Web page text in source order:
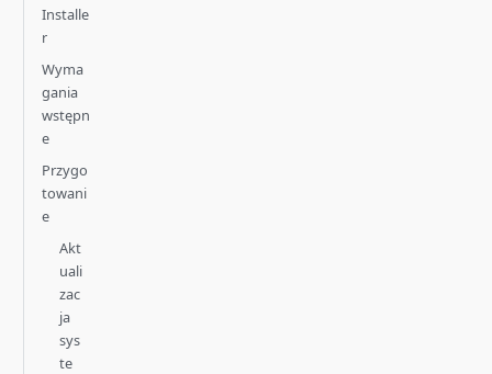
Installe
r
Wyma
gania
wstępn
e
Przygo
towani
e
Akt
uali
zac
ja
sys
te